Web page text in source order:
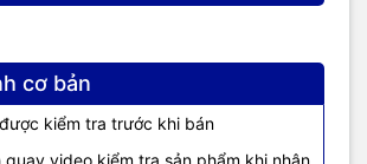
cơ bản
kiểm tra trước khi bán
quay video kiểm tra sản phẩm khi nhận